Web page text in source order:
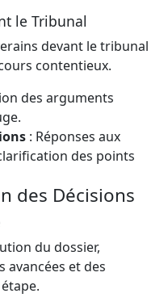
le Tribunal
devant le tribunal
contentieux.
des arguments
: Réponses aux
des points
des Décisions
du dossier,
avancées et des